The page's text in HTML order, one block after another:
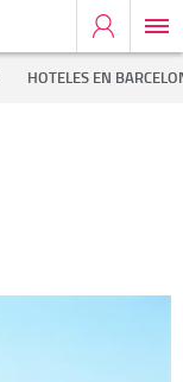
HOTELES EN